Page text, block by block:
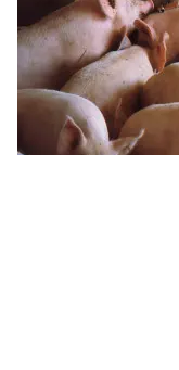
A condition que la
grains soient
24 JUILL. 2014